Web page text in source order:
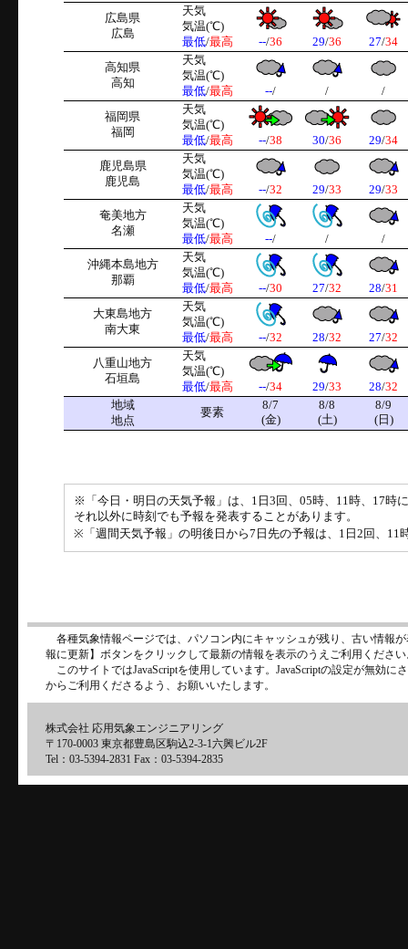
広島県
広島
天気
気温(℃)
最低/最高 --/36 29/36 27/34
高知県
高知
天気
気温(℃)
最低/最高 --/ /
/
福岡県
福岡
天気
気温(℃)
最低/最高 --/38 30/36 29/34
鹿児島県
鹿児島
天気
気温(℃)
最低/最高 --/32 29/33 29/33
奄美地方
名瀬
天気
気温(℃)
最低/最高 --/ /
/
沖縄本島地方
那覇
天気
気温(℃)
最低/最高 --/30 27/32 28/31
大東島地方
南大東
天気
気温(℃)
最低/最高 --/32 28/32 27/32
八重山地方
石垣島
天気
気温(℃)
最低/最高 --/34 29/33 28/32
地域
地点
要素
8/7
(金)
8/8
(土)
8/9
(日)
※「今日・明日の天気予報」は、1日3回、05時、11時、17時
それ以外に時刻でも予報を発表することがあります。
※「週間天気予報」の明後日から7日先の予報は、1日2回、11
各種気象情報ページでは、パソコン内にキャッシュが残り、古い情報
報に更新】ボタンをクリックして最新の情報を表示のうえご利用くださ
このサイトではJavaScriptを使用しています。JavaScriptの設定が無効
からご利用くださるよう、お願いいたします。
株式会社 応用気象エンジニアリング
〒170-0003 東京都豊島区駒込2-3-1六興ビル2F
Tel：03-5394-2831 Fax：03-5394-2835